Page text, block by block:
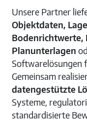
Unsere Partner
Objektdaten,
Bodenrichtwerte,
Planunterlagen
Softwarelösungen
Gemeinsam
datengestützte
Systeme,
standardisierte